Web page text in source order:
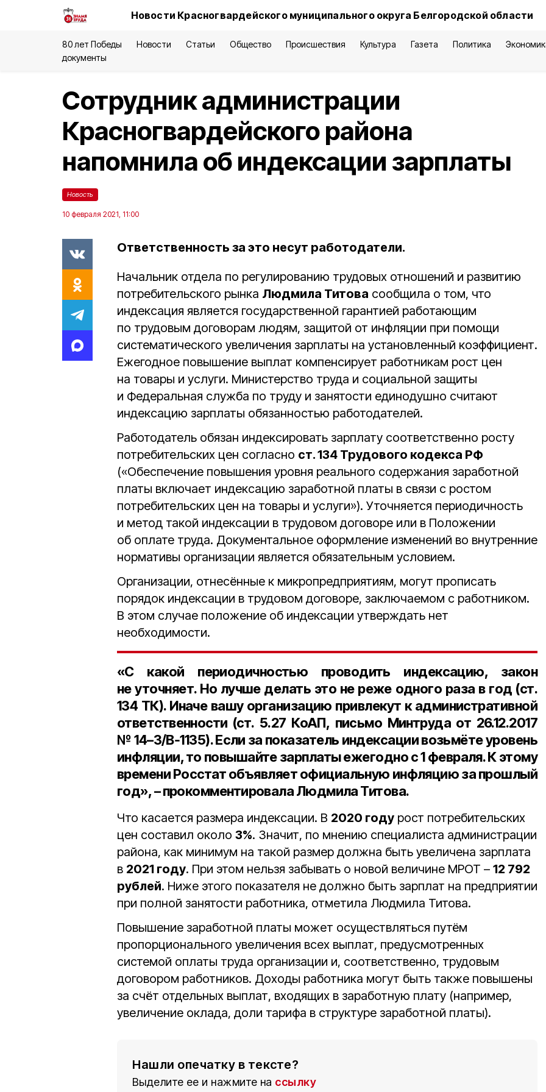
Новости Красногвардейского муниципального округа Белгородской области
80 лет Победы Новости Статьи Общество Происшествия Культура Газета Политика
документы
Сотрудник администрации
Красногвардейского района
напомнила об индексации зарплаты
Новость
10 февраля 2021, 11:00
Ответственность за это несут работодатели.
Начальник отдела по регулированию трудовых отношений и развитию
потребительского рынка Людмила Титова сообщила о том, что
индексация является государственной гарантией работающим
по трудовым договорам людям, защитой от инфляции при помощи
систематического увеличения зарплаты на установленный коэффициент.
Ежегодное повышение выплат компенсирует работникам рост цен
на товары и услуги. Министерство труда и социальной защиты
и Федеральная служба по труду и занятости единодушно считают
индексацию зарплаты обязанностью работодателей.
Работодатель обязан индексировать зарплату соответственно росту
потребительских цен согласно ст. 134 Трудового кодекса РФ
(«Обеспечение повышения уровня реального содержания заработной
платы включает индексацию заработной платы в связи с ростом
потребительских цен на товары и услуги»). Уточняется периодичность
и метод такой индексации в трудовом договоре или в Положении
об оплате труда. Документальное оформление изменений во внутренние
нормативы организации является обязательным условием.
Организации, отнесённые к микропредприятиям, могут прописать
порядок индексации в трудовом договоре, заключаемом с работником.
В этом случае положение об индексации утверждать нет
необходимости.
«С какой периодичностью проводить индексацию, закон
не уточняет. Но лучше делать это не реже одного раза в год (ст.
134 ТК). Иначе вашу организацию привлекут к административной
ответственности (ст. 5.27 КоАП, письмо Минтруда от 26.12.2017
№ 14–3/В‑1135). Если за показатель индексации возьмёте уровень
инфляции, то повышайте зарплаты ежегодно с1 февраля. К этому
времени Росстат объявляет официальную инфляцию за прошлый
год», – прокомментировала Людмила Титова.
Что касается размера индексации. В 2020 году рост потребительских
цен составил около 3%. Значит, по мнению специалиста администрации
района, как минимум на такой размер должна быть увеличена зарплата
в 2021 году. При этом нельзя забывать о новой величине МРОТ – 12 792
рублей. Ниже этого показателя не должно быть зарплат на предприятии
при полной занятости работника, отметила Людмила Титова.
Повышение заработной платы может осуществляться путём
пропорционального увеличения всех выплат, предусмотренных
системой оплаты труда организации и, соответственно, трудовым
договором работников. Доходы работника могут быть также повышены
за счёт отдельных выплат, входящих в заработную плату (например,
увеличение оклада, доли тарифа в структуре заработной платы).
Нашли опечатку в тексте?
Выделите ее и нажмите на ссылку